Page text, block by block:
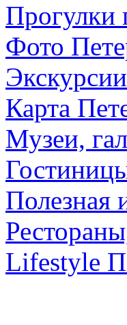
Прогулки
Фото
Карта
Музеи,
Полезная
Lifestyle